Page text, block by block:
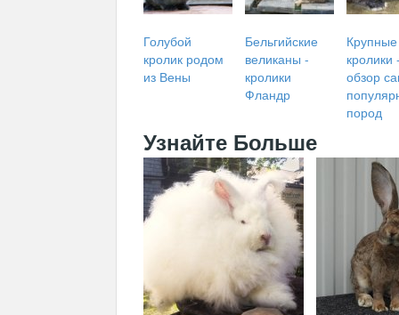
Голубой
кролик родом
из Вены
Бельгийские
великаны -
кролики
Фландр
Крупные
кролики
обзор
пород
Узнайте Больше